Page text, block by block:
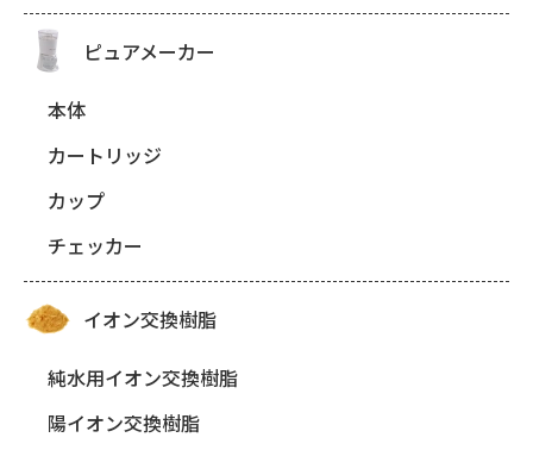
ピュアメーカー
本体
カートリッジ
カップ
チェッカー
イオン交換樹脂
純水用イオン交換樹脂
陽イオン交換樹脂